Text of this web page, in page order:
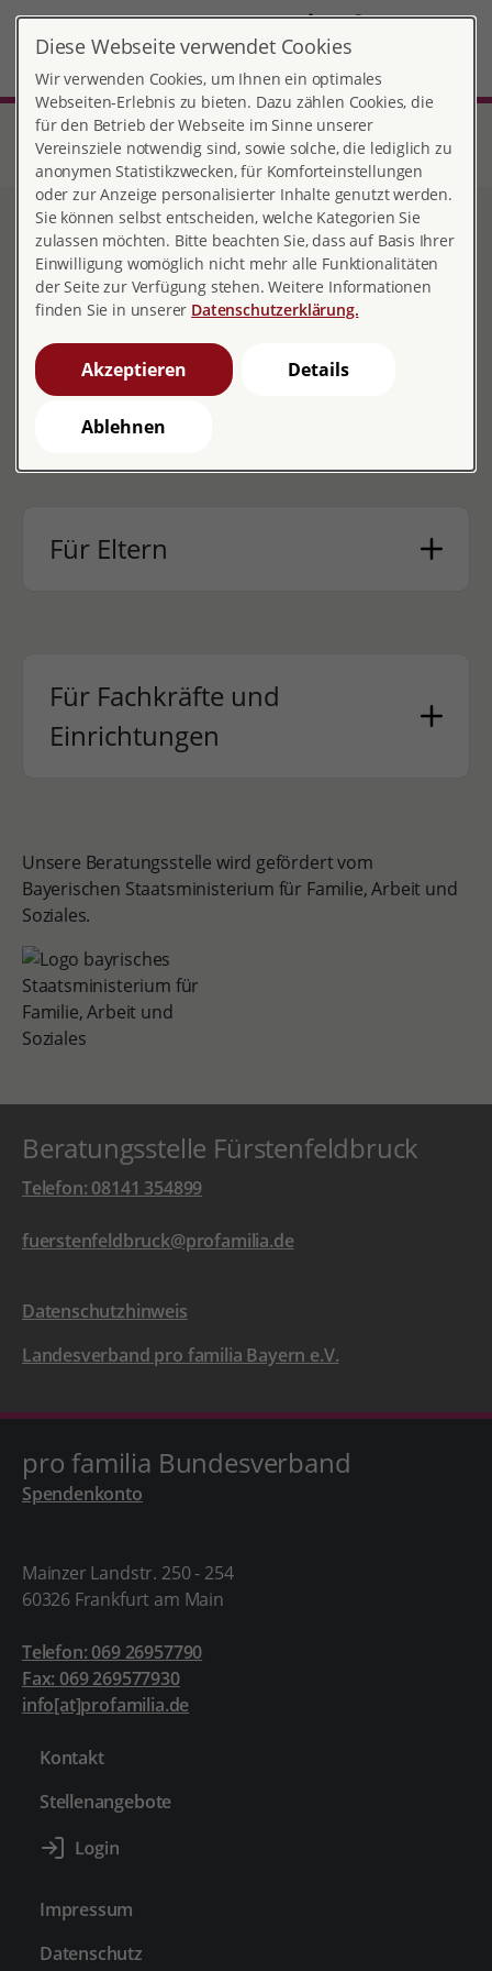
DE
Start
Bayern
Beratungsstelle für Schwangerschaftsfragen Fürstenfeldbruck
Sexualpädagogik/Sexuelle Bildung
Sexualpädagogik|Sexuelle
Bildung
Für Kinder und Jugendliche
Für Eltern
Für Fachkräfte und
Einrichtungen
Unsere Beratungsstelle wird gefördert vom
Bayerischen Staatsministerium für Familie, Arbeit und
Soziales.
Beratungsstelle Fürstenfeldbruck
Telefon: 08141 354899
fuerstenfeldbruck@profamilia.de
Datenschutzhinweis
Landesverband pro familia Bayern e.V.
pro familia Bundesverband
Spendenkonto
Mainzer Landstr. 250 - 254
60326 Frankfurt am Main
Telefon: 069 26957790
Fax: 069 269577930
info[at]profamilia.de
Kontakt
Stellenangebote
Impressum
Datenschutz
Diese Webseite verwendet Cookies
Wir verwenden Cookies, um Ihnen ein optimales
Webseiten-Erlebnis zu bieten. Dazu zählen Cookies, die
für den Betrieb der Webseite im Sinne unserer
Vereinsziele notwendig sind, sowie solche, die lediglich zu
anonymen Statistikzwecken, für Komforteinstellungen
oder zur Anzeige personalisierter Inhalte genutzt werden.
Sie können selbst entscheiden, welche Kategorien Sie
zulassen möchten. Bitte beachten Sie, dass auf Basis Ihrer
Einwilligung womöglich nicht mehr alle Funktionalitäten
der Seite zur Verfügung stehen. Weitere Informationen
finden Sie in unserer Datenschutzerklärung.
Akzeptieren Details
Ablehnen